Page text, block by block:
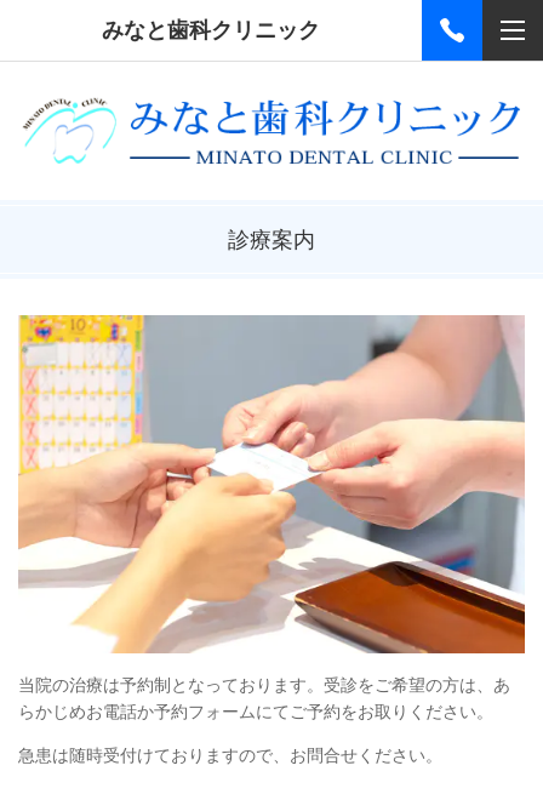
みなと歯科クリニック
診療案内
当院の治療は予約制となっております。受診をご希望の方は、あ
らかじめお電話か予約フォームにてご予約をお取りください。
急患は随時受付けておりますので、お問合せください。